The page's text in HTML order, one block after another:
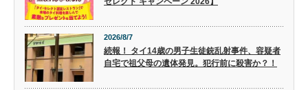
2026/8/7
続報！ タイ14歳の男子生徒銃乱射事件、容疑者
自宅で祖父母の遺体発見。犯行前に殺害か？！